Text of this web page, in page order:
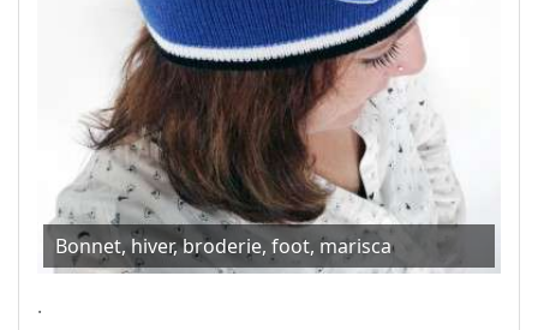
Bonnet, hiver, broderie, foot, marisca
.